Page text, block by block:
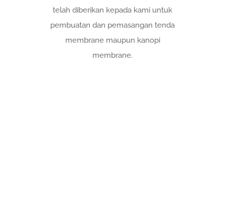
telah diberikan kepada kami untuk
pembuatan dan pemasangan tenda
membrane maupun kanopi
membrane.